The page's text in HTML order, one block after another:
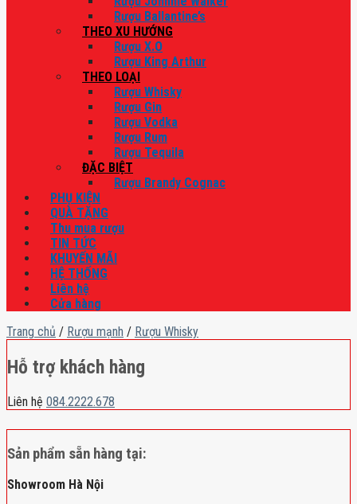
Rượu Ballantine’s
THEO XU HƯỚNG
Rượu X.O
Rượu King Arthur
THEO LOẠI
Rượu Whisky
Rượu Gin
Rượu Vodka
Rượu Rum
Rượu Tequila
ĐẶC BIỆT
Rượu Brandy Cognac
PHỤ KIỆN
QUÀ TẶNG
Thu mua rượu
TIN TỨC
KHUYẾN MÃI
HỆ THỐNG
Liên hệ
Cửa hàng
Trang chủ / Rượu mạnh / Rượu Whisky
Hỗ trợ khách hàng
Liên hệ 084.2222.678
Sản phẩm sẵn hàng tại:
Showroom Hà Nội